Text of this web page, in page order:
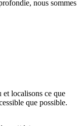
nous sommes
et localisons ce que
que possible.